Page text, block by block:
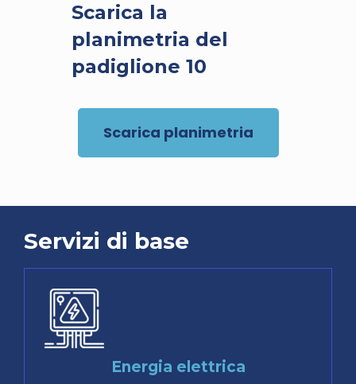
Scarica la
planimetria del
padiglione 10
Scarica planimetria
Servizi di base
Energia elettrica